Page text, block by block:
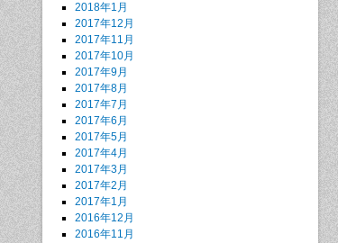
2018年1月
2017年12月
2017年11月
2017年10月
2017年9月
2017年8月
2017年7月
2017年6月
2017年5月
2017年4月
2017年3月
2017年2月
2017年1月
2016年12月
2016年11月